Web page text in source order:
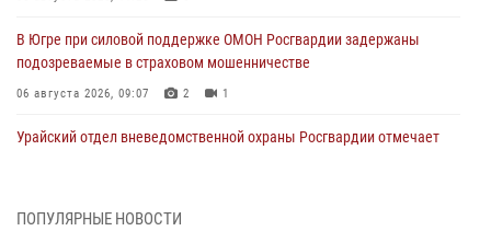
В Югре при силовой поддержке ОМОН Росгвардии задержаны
подозреваемые в страховом мошенничестве
06 августа 2026, 09:07 2 1
Урайский отдел вневедомственной охраны Росгвардии отмечает
ПОПУЛЯРНЫЕ НОВОСТИ